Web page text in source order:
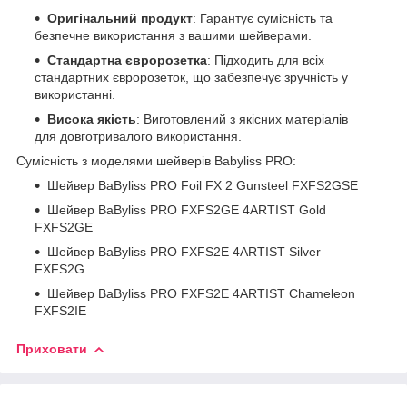
Оригінальний продукт: Гарантує сумісність та
безпечне використання з вашими шейверами.
Стандартна євророзетка: Підходить для всіх
стандартних євророзеток, що забезпечує зручність у
використанні.
Висока якість: Виготовлений з якісних матеріалів
для довготривалого використання.
Сумісність з моделями шейверів Babyliss PRO:
Шейвер BaByliss PRO Foil FX 2 Gunsteel FXFS2GSE
Шейвер BaByliss PRO FXFS2GE 4ARTIST Gold
FXFS2GE
Шейвер BaByliss PRO FXFS2E 4ARTIST Silver
FXFS2G
Шейвер BaByliss PRO FXFS2E 4ARTIST Chameleon
FXFS2IE
Приховати